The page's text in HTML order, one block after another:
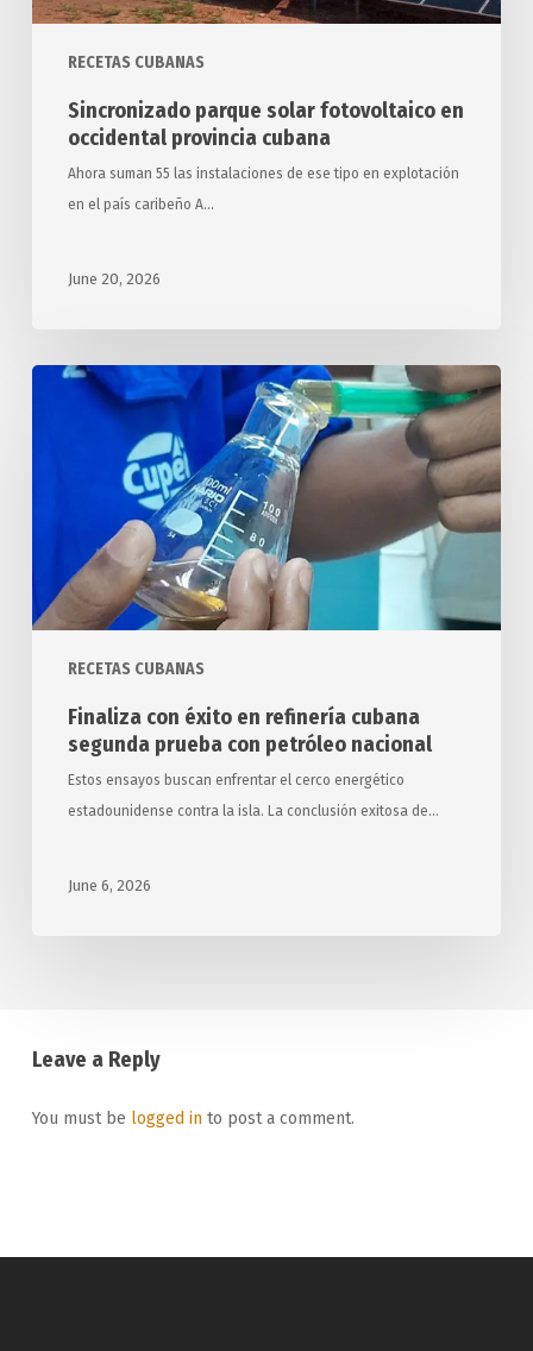
RECETAS CUBANAS
provincia
Sincronizado parque solar fotovoltaico en
occidental provincia cubana
Ahora suman 55 las instalaciones de ese tipo en explotación
en el país caribeño A…
June 20, 2026
RECETAS CUBANAS
Finaliza
segunda
prueba
con
petróleo
Finaliza con éxito en refinería cubana
segunda prueba con petróleo nacional
Estos ensayos buscan enfrentar el cerco energético
estadounidense contra la isla. La conclusión exitosa de…
June 6, 2026
Leave a Reply
You must be logged into post a comment.